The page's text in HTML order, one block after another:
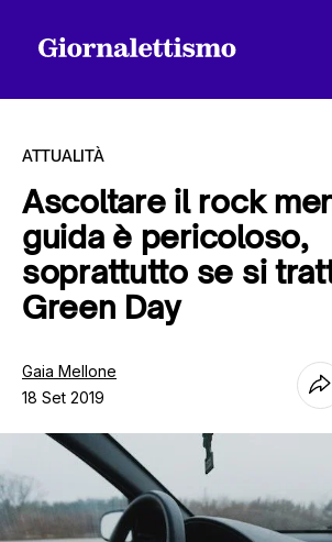
Tutti gli articoli
ATTUALITÀ
Ascoltare il rock
guida è pericoloso,
soprattutto se si
Green Day
Gaia Mellone
18 Set 2019